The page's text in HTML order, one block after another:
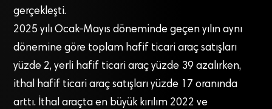
gerçekleşti.
2025 yılı Ocak-Mayıs döneminde geçen yılın aynı
dönemine göre toplam hafif ticari araç satışları
yüzde 2, yerli hafif ticari araç yüzde 39 azalırken,
ithal hafif ticari araç satışları yüzde 17 oranında
art­tı. İthal araçta en büyük kırılım 2022 ve